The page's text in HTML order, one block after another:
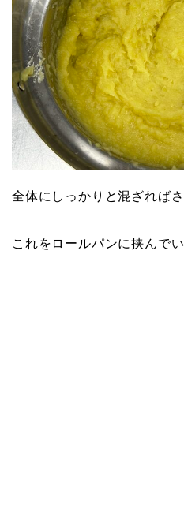
全体にしっかりと混ざれば
これをロールパンに挟んでい